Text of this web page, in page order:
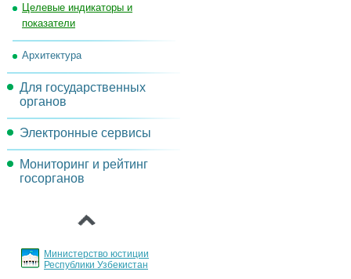
Целевые индикаторы и
показатели
Архитектура
Для государственных
органов
Порядок инвентаризации
государственных услуг
Основные направления
Порядок регламентации и
государственных услуг
Электронные сервисы
Обсуждения проектов
документов
Мониторинг и рейтинг
госорганов
Министерство юстиции
Республики Узбекистан
‹